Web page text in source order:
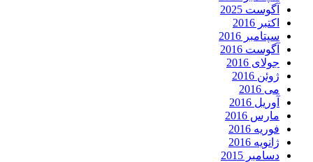
آگوست 2025
اکتبر 2016
سپتامبر 2016
آگوست 2016
جولای 2016
ژوئن 2016
می 2016
آوریل 2016
مارس 2016
فوریه 2016
ژانویه 2016
دسامبر 2015